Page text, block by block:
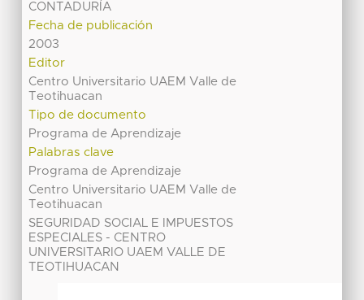
CONTADURÍA
Fecha de publicación
2003
Editor
Centro Universitario UAEM Valle de
Teotihuacan
Tipo de documento
Programa de Aprendizaje
Palabras clave
Programa de Aprendizaje
Centro Universitario UAEM Valle de
Teotihuacan
SEGURIDAD SOCIAL E IMPUESTOS
ESPECIALES - CENTRO
UNIVERSITARIO UAEM VALLE DE
TEOTIHUACAN